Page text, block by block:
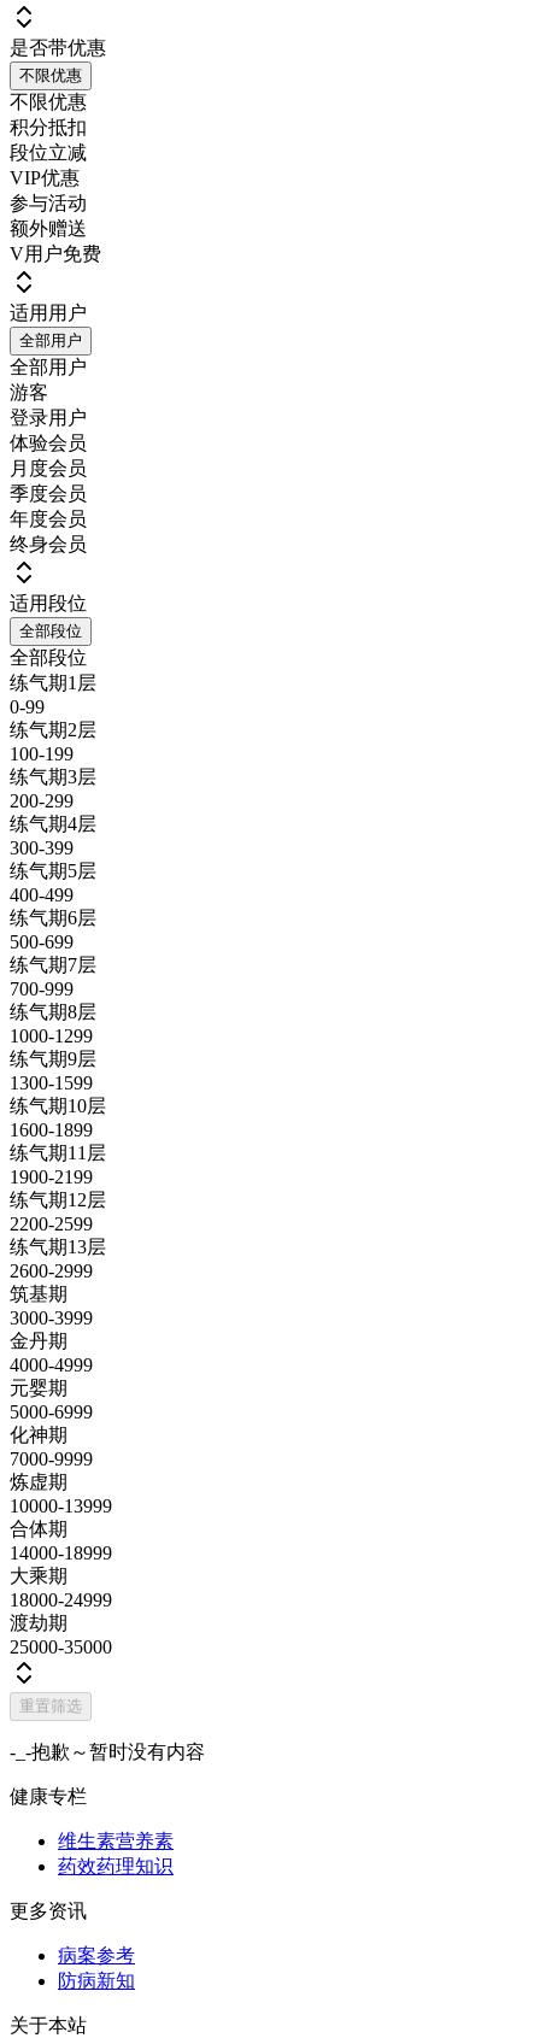
是否带优惠
不限优惠
不限优惠
积分抵扣
段位立减
VIP优惠
参与活动
额外赠送
V用户免费
适用用户
全部用户
全部用户
游客
登录用户
体验会员
月度会员
季度会员
年度会员
终身会员
适用段位
全部段位
全部段位
练气期1层
0-99
练气期2层
100-199
练气期3层
200-299
练气期4层
300-399
练气期5层
400-499
练气期6层
500-699
练气期7层
700-999
练气期8层
1000-1299
练气期9层
1300-1599
练气期10层
1600-1899
练气期11层
1900-2199
练气期12层
2200-2599
练气期13层
2600-2999
筑基期
3000-3999
金丹期
4000-4999
元婴期
5000-6999
化神期
7000-9999
炼虚期
10000-13999
合体期
14000-18999
大乘期
18000-24999
渡劫期
25000-35000
重置筛选
-_-抱歉～暂时没有内容
健康专栏
维生素营养素
药效药理知识
更多资讯
病案参考
防病新知
关于本站